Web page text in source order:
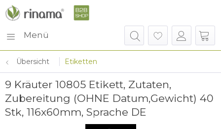
Menü
Übersicht Etiketten
9 Kräuter 10805 Etikett, Zutaten,
Zubereitung (OHNE Datum,Gewicht) 40
Stk, 116x60mm, Sprache DE